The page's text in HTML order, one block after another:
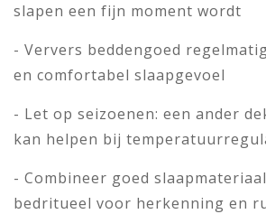
slapen een fijn moment wordt
- Ververs beddengoed
en comfortabel slaapgevoel
- Let op seizoenen: een ander
kan helpen bij
- Combineer goed
bedritueel voor herkenning en